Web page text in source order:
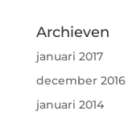
Archieven
januari 2017
december 2016
januari 2014